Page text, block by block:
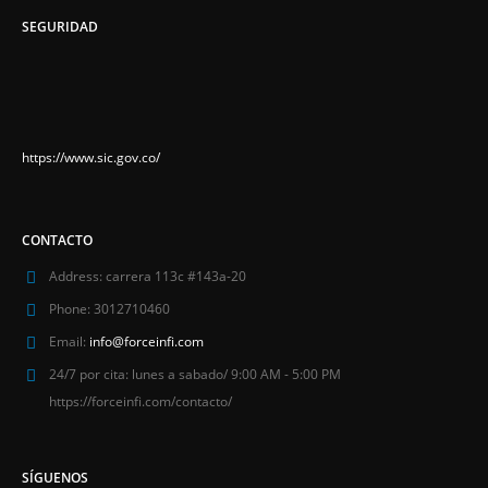
SEGURIDAD
https://www.sic.gov.co/
CONTACTO
Address: carrera 113c #143a-20
Phone: 3012710460
Email: info@forceinfi.com
24/7 por cita: lunes a sabado/ 9:00 AM - 5:00 PM
https://forceinfi.com/contacto/
SÍGUENOS